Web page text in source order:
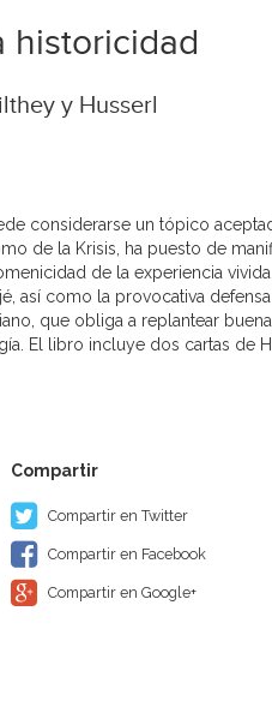
historicidad
y Husserl
considerarse un tópico
de la Krisis, ha puesto de
de la experiencia
así como la provocativa
que obliga a replantear
El libro incluye dos cartas de
Compartir en Twitter
Compartir en Facebook
Compartir en Google+